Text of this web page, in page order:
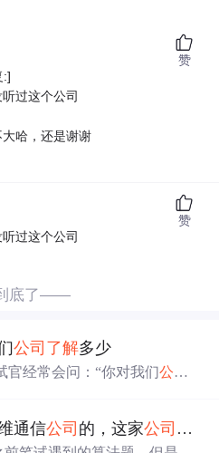
:]
过这个公司
哈，还是谢谢
赞
过这个公司
赞
底了——
公司 了解多少
官经常会问：“你对我们公司
面试的吗” 面试官也一脸懵：
也不了解我们公司，来面试
通信公司 的，这家公司 咋样